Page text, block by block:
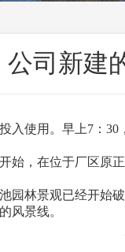
公司新建
使用。早上7：30
，在位于厂区原正
林景观已经开始破
风景线。